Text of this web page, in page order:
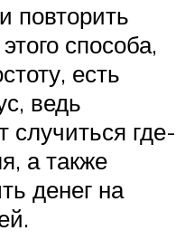
повторить
способа,
есть
ведь
случиться где-
а также
денег на